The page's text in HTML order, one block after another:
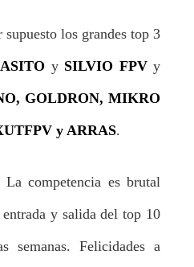
supuesto los grandes top 3
y SILVIO FPVy
GOLDRON, MIKRO
y ARRAS.
La competencia es brutal
y salida del top 10
semanas. Felicidades a